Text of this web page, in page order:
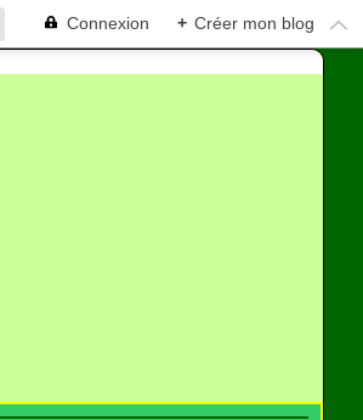
Connexion + Créer mon blog